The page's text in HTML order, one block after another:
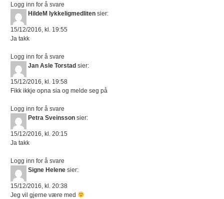
Logg inn for å svare
HildeM lykkeligmedliten sier:
15/12/2016, kl. 19:55
Ja takk
Logg inn for å svare
Jan Asle Torstad sier:
15/12/2016, kl. 19:58
Fikk ikkje opna sia og melde seg på
Logg inn for å svare
Petra Sveinsson sier:
15/12/2016, kl. 20:15
Ja takk
Logg inn for å svare
Signe Helene sier:
15/12/2016, kl. 20:38
Jeg vil gjerne være med